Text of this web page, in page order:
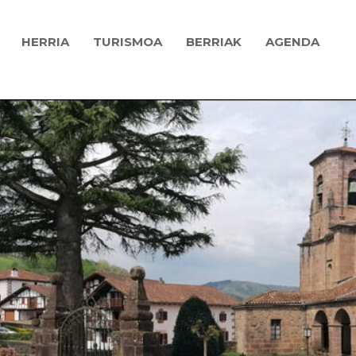
HERRIA TURISMOA BERRIAK AGENDA